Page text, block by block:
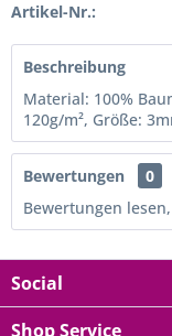
Artikel-Nr.:
Beschreibung
Material: 100%
120g/m², Größe:
Bewertungen
0
Bewertungen
Social
Shop Service